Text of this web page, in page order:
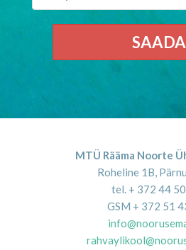
SAADA
MTÜ Rääma Noorte
Roheline 1B,
tel. + 372 44
GSM + 372 51